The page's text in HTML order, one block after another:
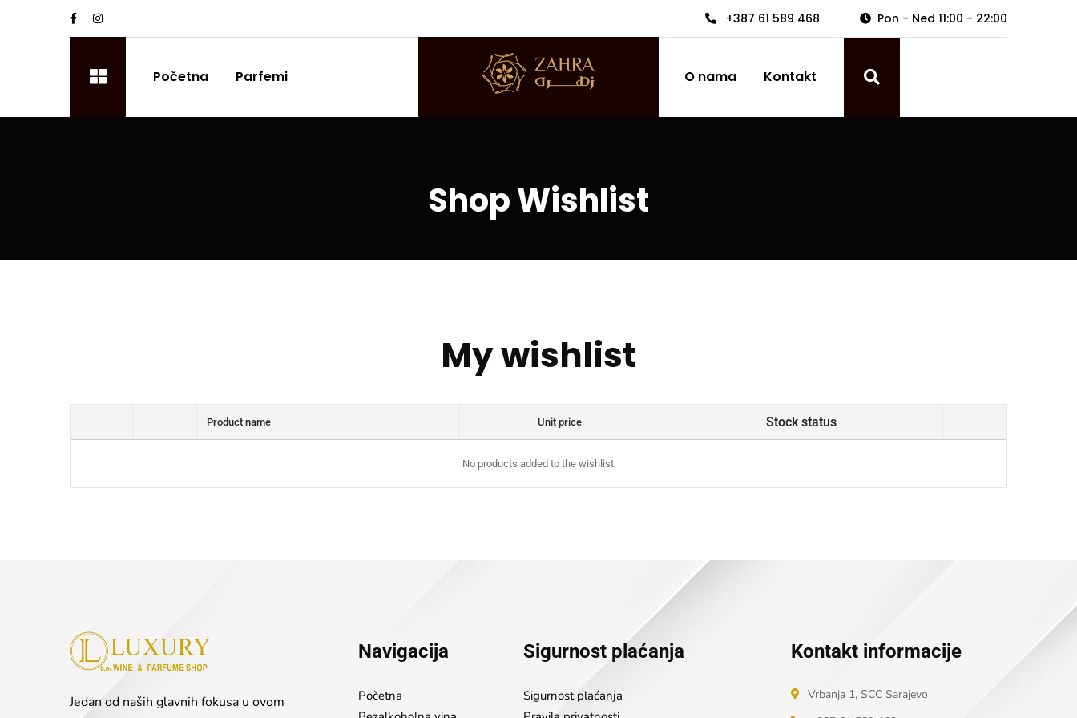
+387 61 589 468 Pon - Ned 11:00 - 22:00
Početna Parfemi O nama Kontakt
Shop Wishlist
My wishlist
Product name Unit price Stock status
No products added to the wishlist
Jedan od naših glavnih fokusa u ovom
Navigacija
Početna
Sigurnost plaćanja
Sigurnost plaćanja
Kontakt informacije
Vrbanja 1, SCC Sarajevo